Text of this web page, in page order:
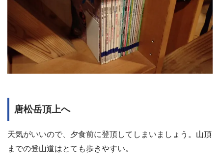
唐松岳頂上へ
天気がいいので、夕食前に登頂してしまいましょう。山頂
までの登山道はとても歩きやすい。